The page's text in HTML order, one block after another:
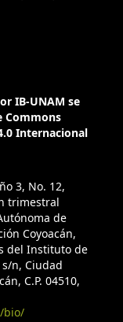
IB-UNAM se
Commons
Internacional
3, No. 12,
trimestral
de
Coyoacán,
del Instituto de
n, Ciudad
C.P. 04510,
bio/